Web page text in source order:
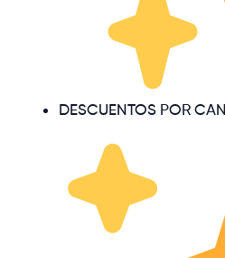
DESCUENTOS POR